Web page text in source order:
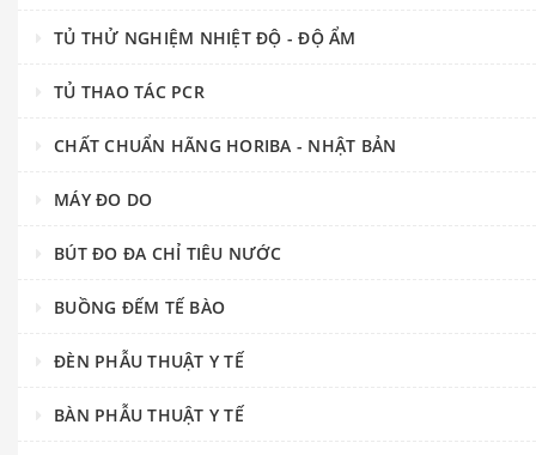
TỦ THỬ NGHIỆM NHIỆT ĐỘ - ĐỘ ẨM
TỦ THAO TÁC PCR
CHẤT CHUẨN HÃNG HORIBA - NHẬT BẢN
MÁY ĐO DO
BÚT ĐO ĐA CHỈ TIÊU NƯỚC
BUỒNG ĐẾM TẾ BÀO
ĐÈN PHẪU THUẬT Y TẾ
BÀN PHẪU THUẬT Y TẾ